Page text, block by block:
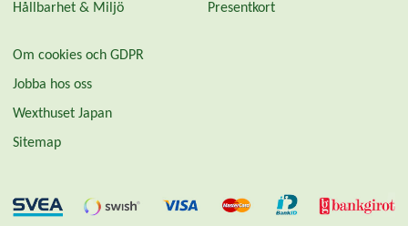
Hållbarhet & Miljö
Presentkort
Om cookies och GDPR
Jobba hos oss
Wexthuset Japan
Sitemap